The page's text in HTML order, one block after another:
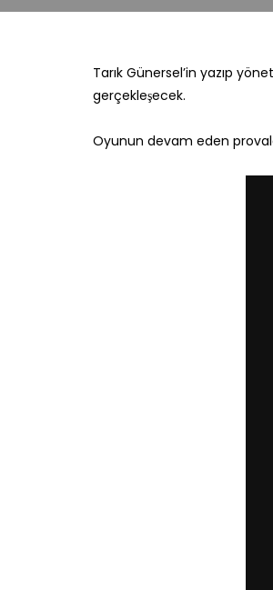
Tarık Günersel’in yazıp
gerçekleşecek.
Oyunun devam eden